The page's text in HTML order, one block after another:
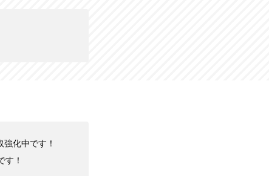
化中です！
す！